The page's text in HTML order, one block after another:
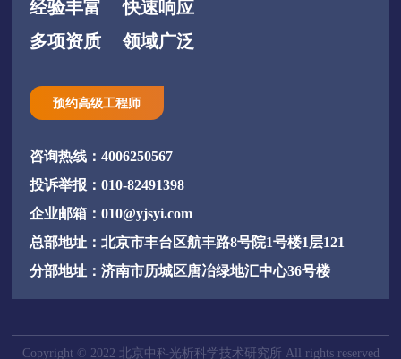
经验丰富
快速响应
多项资质
领域广泛
预约高级工程师
咨询热线：4006250567
投诉举报：010-82491398
企业邮箱：010@yjsyi.com
总部地址：北京市丰台区航丰路8号院1号楼1层121
分部地址：济南市历城区唐冶绿地汇中心36号楼
Copyright © 2022 北京中科光析科学技术研究所 All rights reserved